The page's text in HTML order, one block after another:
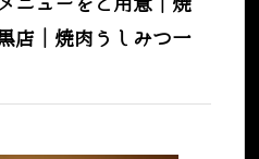
ニューをご用意｜焼
店｜焼肉うしみつ一